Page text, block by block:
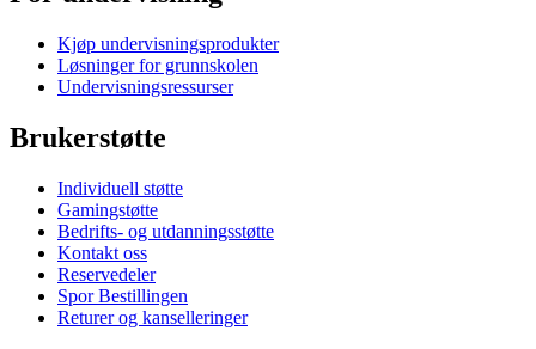
Kjøp undervisningsprodukter
Løsninger for grunnskolen
Undervisningsressurser
Brukerstøtte
Individuell støtte
Gamingstøtte
Bedrifts- og utdanningsstøtte
Kontakt oss
Reservedeler
Spor Bestillingen
Returer og kanselleringer